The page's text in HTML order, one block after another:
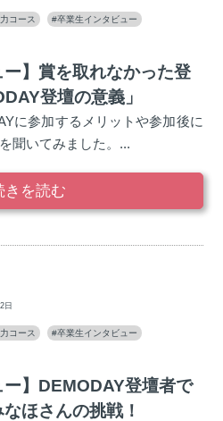
コース
#卒業生インタビュー
ー】賞を取れなかった登
登壇の意義」
に参加するメリットや参加後に
聞いてみました。...
きを読む
日
コース
#卒業生インタビュー
ー】DEMODAY登壇者で
ほさんの挑戦！